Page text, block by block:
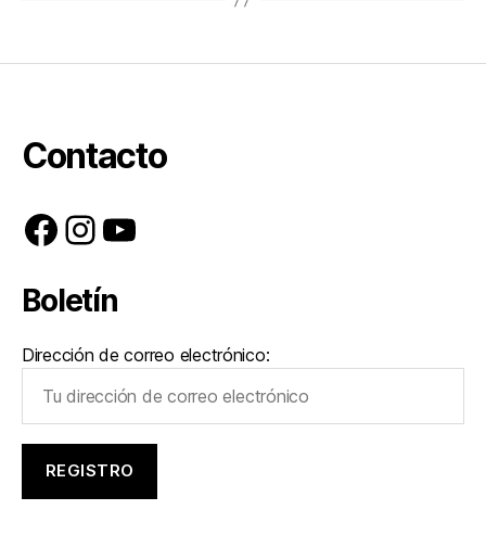
Contacto
Facebook
Instagram
YouTube
Boletín
Dirección de correo electrónico: